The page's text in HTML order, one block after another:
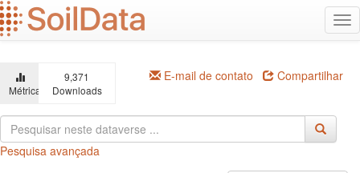
Ir
para
o
principal
Métricas
9,371
Downloads
E-mail de contato Compartilhar
Pesquisa avançada